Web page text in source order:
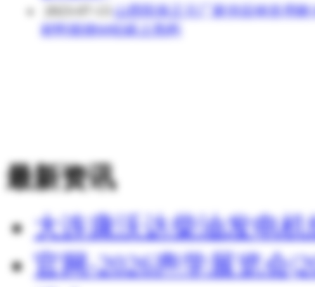
山西阳泉正元厂家供应铸造用耐
材料煅烧88铝矾土熟料
最新资讯
大连康沃达柴油发电机
官网-2026声学展览会